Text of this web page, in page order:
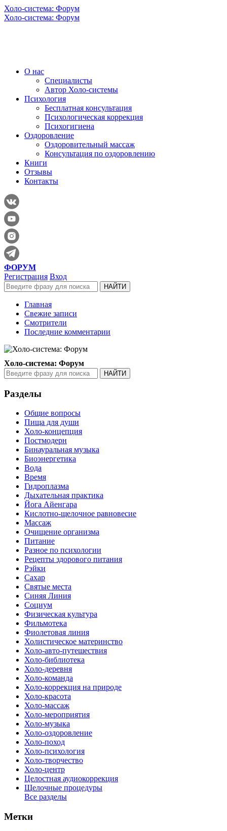
Холо-система: Форум
Холо-система: Форум
О нас
Специалисты
Автор Холо-системы
Психология
Бесплатная консультация
Психологическая коррекция
Психогигиена
Оздоровление
Оздоровительный массаж
Консультация по оздоровлению
Книги
Отзывы
Контакты
ФОРУМ
Регистрация Вход
Главная
Свежие записи
Смотрители
Последние комментарии
Холо-система: Форум
Разделы
Общие вопросы
Пища для души
Холо-концепция
Постмодерн
Бинауральная музыка
Биоэнергетика
Вода
Время
Гидроплазма
Дыхательная практика
Йога Айенгара
Кислотно-щелочное равновесие
Массаж
Очищение организма
Питание
Разное по психологии
Рецепты здорового питания
Рэйки
Сахар
Святые места
Синяя Линия
Социум
Физическая культура
Фильмотека
Фиолетовая линия
Холистическое материнство
Холо-авто-путешествия
Холо-библиотека
Холо-деревня
Холо-команда
Холо-коррекция на природе
Холо-красота
Холо-массаж
Холо-мероприятия
Холо-музыка
Холо-оздоровление
Холо-поход
Холо-психология
Холо-творчество
Холо-центр
Целостная аудиокоррекция
Щелочные процедуры
Все разделы
Метки